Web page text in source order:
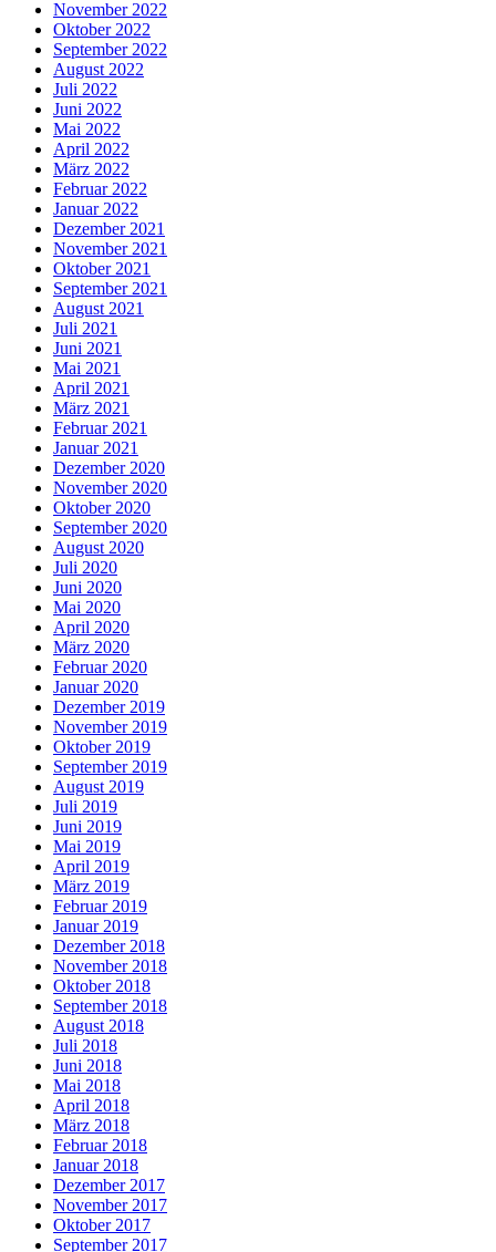
November 2022
Oktober 2022
September 2022
August 2022
Juli 2022
Juni 2022
Mai 2022
April 2022
März 2022
Februar 2022
Januar 2022
Dezember 2021
November 2021
Oktober 2021
September 2021
August 2021
Juli 2021
Juni 2021
Mai 2021
April 2021
März 2021
Februar 2021
Januar 2021
Dezember 2020
November 2020
Oktober 2020
September 2020
August 2020
Juli 2020
Juni 2020
Mai 2020
April 2020
März 2020
Februar 2020
Januar 2020
Dezember 2019
November 2019
Oktober 2019
September 2019
August 2019
Juli 2019
Juni 2019
Mai 2019
April 2019
März 2019
Februar 2019
Januar 2019
Dezember 2018
November 2018
Oktober 2018
September 2018
August 2018
Juli 2018
Juni 2018
Mai 2018
April 2018
März 2018
Februar 2018
Januar 2018
Dezember 2017
November 2017
Oktober 2017
September 2017